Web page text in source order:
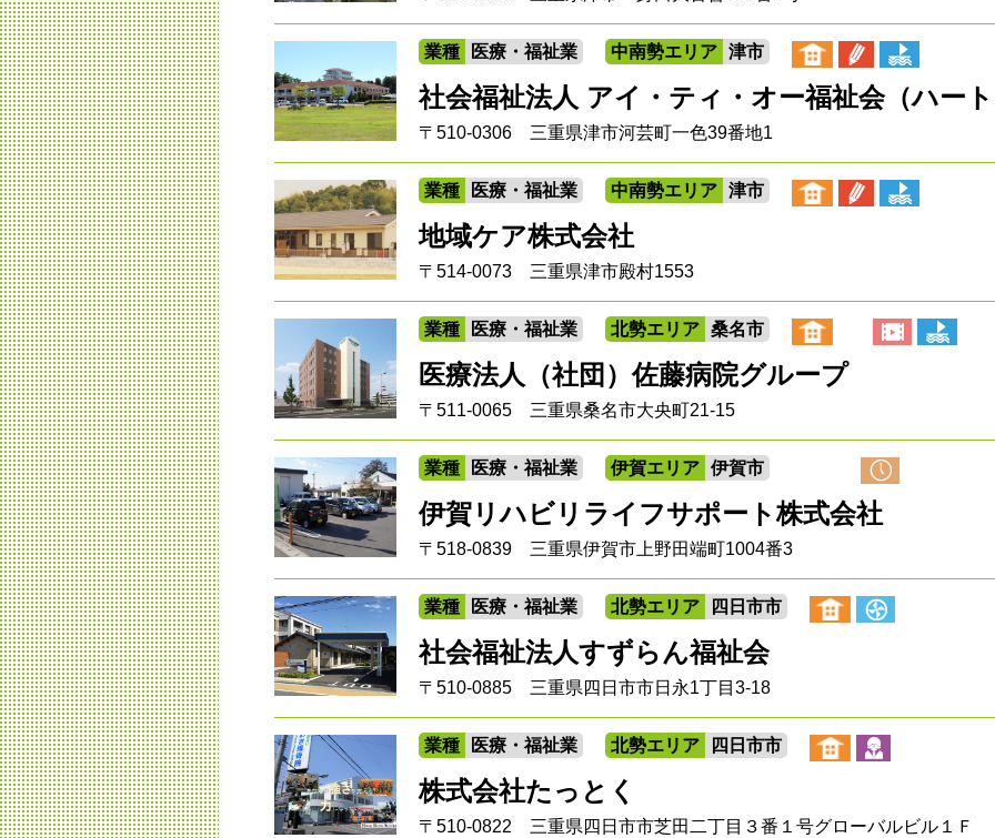
業種 医療・福祉業 中南勢エリア 津市
社会福祉法人 アイ・ティ・オー福祉会（ハー
〒510-0306 三重県津市河芸町一色39番地1
業種 医療・福祉業 中南勢エリア 津市
地域ケア株式会社
〒514-0073 三重県津市殿村1553
業種 医療・福祉業 北勢エリア 桑名市
医療法人（社団）佐藤病院グループ
〒511-0065 三重県桑名市大央町21-15
業種 医療・福祉業 伊賀エリア 伊賀市
伊賀リハビリライフサポート株式会社
〒518-0839 三重県伊賀市上野田端町1004番3
業種 医療・福祉業 北勢エリア 四日市市
社会福祉法人すずらん福祉会
〒510-0885 三重県四日市市日永1丁目3-18
業種 医療・福祉業 北勢エリア 四日市市
株式会社たっとく
〒510-0822 三重県四日市市芝田二丁目３番１号グローバルビル１Ｆ